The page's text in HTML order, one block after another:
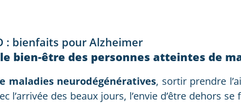
: bienfaits pour Alzheimer
bien-être des personnes atteintes de
maladies neurodégénératives, sortir prendre
l’arrivée des beaux jours, l’envie d’être dehors